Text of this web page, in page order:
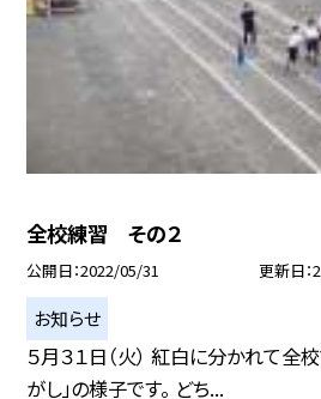
全校練習 その２
公開日 2022/05/31 更新日
お知らせ
５月３１日（火） 紅白に分かれて全
がし」の様子です。 どち...